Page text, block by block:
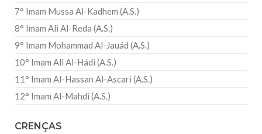
7° Imam Mussa Al-Kadhem (A.S.)
8° Imam Ali Al-Reda (A.S.)
9° Imam Mohammad Al-Jauád (A.S.)
10° Imam Ali Al-Hádi (A.S.)
11° Imam Al-Hassan Al-Ascari (A.S.)
12° Imam Al-Mahdi (A.S.)
CRENÇAS